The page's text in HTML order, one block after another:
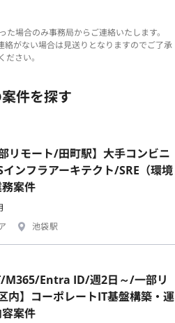
場合のみ事務局からご連絡いたします。
絡がない場合は見送りとなりますのでご了承
ください。
件を探す
リモート/田町駅】大手コンビニ
ンフラアーキテクト/SRE（環境
案件
池袋駅
M365/Entra ID/週2日～/一部リ
内】コーポレートIT基盤構築・運
案件